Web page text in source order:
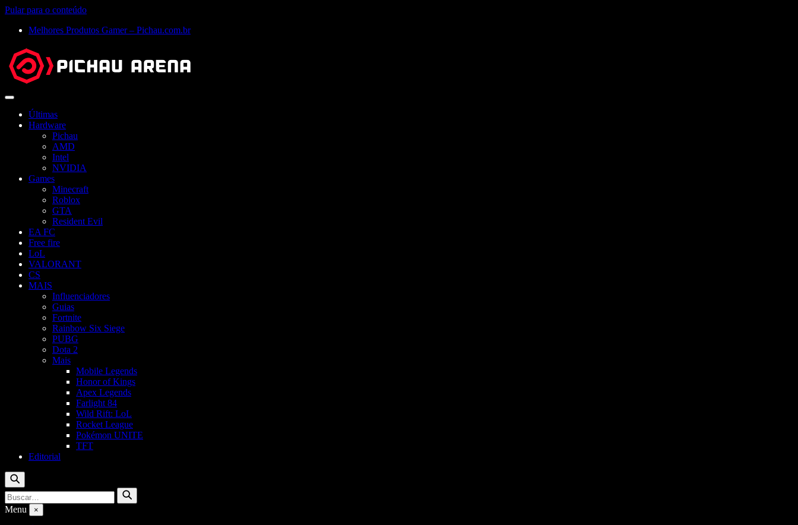
Pular para o conteúdo
Melhores Produtos Gamer – Pichau.com.br
Abrir
Últimas
Hardware
Pichau
AMD
Intel
NVIDIA
Games
Minecraft
Roblox
GTA
Resident Evil
EA FC
Free fire
LoL
VALORANT
CS
MAIS
Influenciadores
Guias
Fortnite
Rainbow Six Siege
PUBG
Dota 2
Mais
Mobile Legends
Honor of Kings
Apex Legends
Farlight 84
Wild Rift: LoL
Rocket League
Pokémon UNITE
TFT
Editorial
Buscar
Buscar
por:
Buscar
Menu ×